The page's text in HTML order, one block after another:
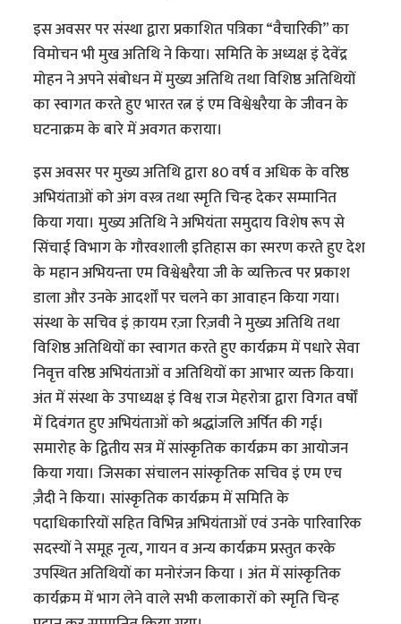
इस अवसर पर संस्था द्वारा प्रकाशित पत्रिका “वैचारिकी” का
विमोचन भी मुख अतिथि ने किया। समिति के अध्यक्ष इं देवेंद्र
मोहन ने अपने संबोधन में मुख्य अतिथि तथा विशिष्ठ अतिथियों
का स्वागत करते हुए भारत रत्न इं एम विश्वेश्वरैया के जीवन के
घटनाक्रम के बारे में अवगत कराया।
इस अवसर पर मुख्य अतिथि द्वारा 80 वर्ष व अधिक के वरिष्ठ
अभियंताओं को अंग वस्त्र तथा स्मृति चिन्ह देकर सम्मानित
किया गया। मुख्य अतिथि ने अभियंता समुदाय विशेष रूप से
सिंचाई विभाग के गौरवशाली इतिहास का स्मरण करते हुए देश
के महान अभियन्ता एम विश्वेश्वरैया जी के व्यक्तित्व पर प्रकाश
डाला और उनके आदर्शों पर चलने का आवाहन किया गया।
संस्था के सचिव इं क़ायम रज़ा रिज़वी ने मुख्य अतिथि तथा
विशिष्ठ अतिथियों का स्वागत करते हुए कार्यक्रम में पधारे सेवा
निवृत्त वरिष्ठ अभियंताओं व अतिथियों का आभार व्यक्त किया।
अंत में संस्था के उपाध्यक्ष इं विश्व राज मेहरोत्रा द्वारा विगत वर्षों
में दिवंगत हुए अभियंताओं को श्रद्धांजलि अर्पित की गई।
समारोह के द्वितीय सत्र में सांस्कृतिक कार्यक्रम का आयोजन
किया गया। जिसका संचालन सांस्कृतिक सचिव इं एम एच
ज़ैदी ने किया। सांस्कृतिक कार्यक्रम में समिति के
पदाधिकारियों सहित विभिन्न अभियंताओं एवं उनके पारिवारिक
सदस्यों ने समूह नृत्य, गायन व अन्य कार्यक्रम प्रस्तुत करके
उपस्थित अतिथियों का मनोरंजन किया । अंत में सांस्कृतिक
कार्यक्रम में भाग लेने वाले सभी कलाकारों को स्मृति चिन्ह